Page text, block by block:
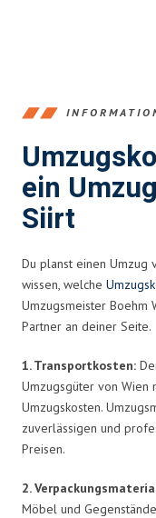
ein
Siirt
Du planst einen Umzug
wissen, welche
Umzugsmeister Boehm
Partner an deiner Seite.
1. Transportkosten:
Umzugsgüter von Wien
Umzugskosten.
zuverlässigen und
Preisen.
2.
Möbel und